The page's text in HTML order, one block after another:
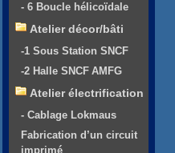
- 6 Boucle hélicoïdale
Atelier décor/bâti
-1 Sous Station SNCF
-2 Halle SNCF AMFG
Atelier électrification
- Cablage Lokmaus
Fabrication d’un circuit
imprimé